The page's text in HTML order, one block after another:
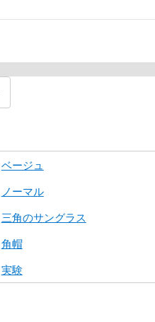
ベージュ
ノーマル
三角のサングラス
角帽
実験